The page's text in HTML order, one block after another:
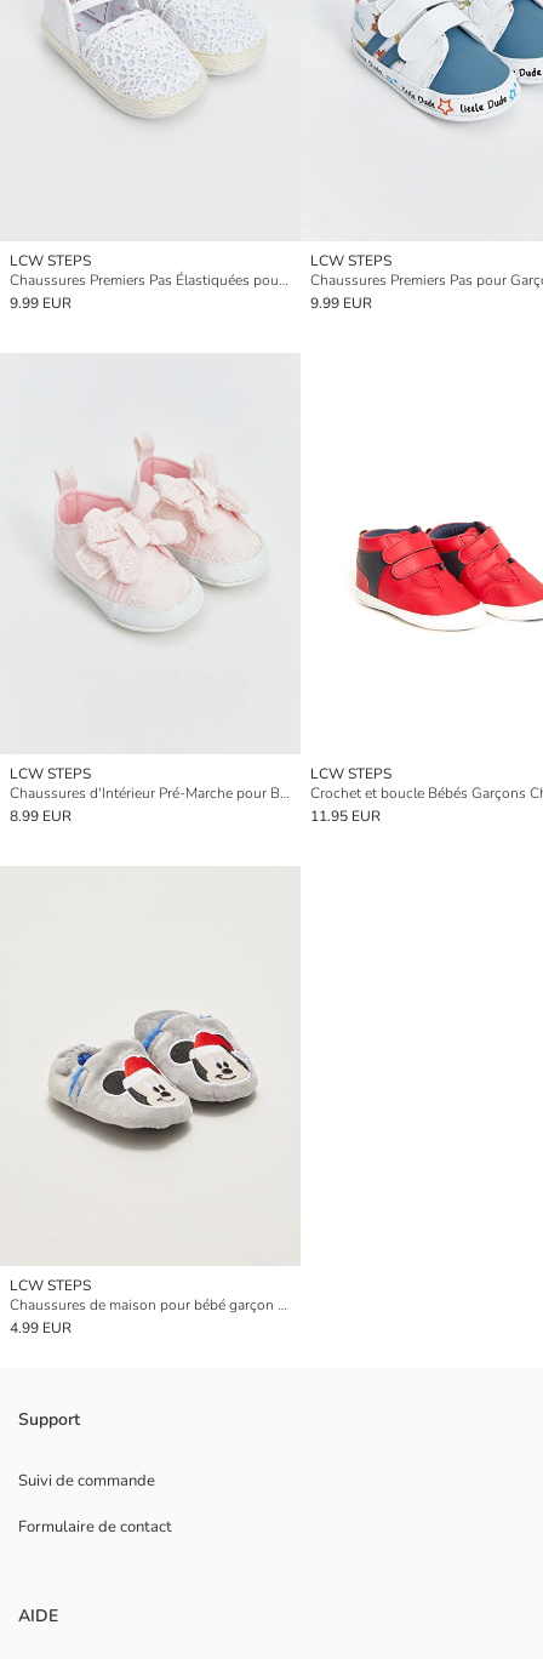
LCW STEPS
Chaussures Premiers Pas Élastiquées pour Filles
9.99 EUR
LCW STEPS
9.99 EUR
LCW STEPS
Chaussures d'Intérieur Pré-Marche pour Bébés Filles avec Détail de Nœud
8.99 EUR
LCW STEPS
11.95 EUR
LCW STEPS
Chaussures de maison pour bébé garçon pré-trotteur sous licence Minnie Mouse
4.99 EUR
Support
Suivi de commande
Formulaire de contact
AIDE